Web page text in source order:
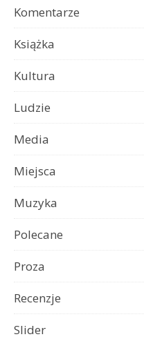
Komentarze
Książka
Kultura
Ludzie
Media
Miejsca
Muzyka
Polecane
Proza
Recenzje
Slider